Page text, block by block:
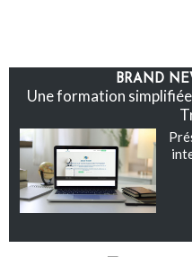
BRAND
Une formation